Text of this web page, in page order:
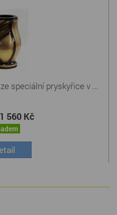
speciální pryskyřice v ...
1 560 Kč